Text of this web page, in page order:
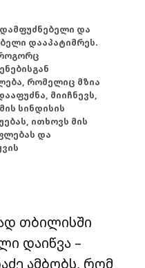
და
დააპატიმრეს.
რომელიც მზია
მიიჩნევს,
სინდისის
ითხოვს მის
და
თბილისში
დაიწვა –
ამბობს, რომ